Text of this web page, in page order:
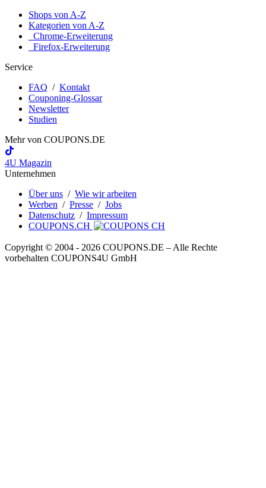
Shops von A-Z
Kategorien von A-Z
Chrome-Erweiterung
Firefox-Erweiterung
Service
FAQ / Kontakt
Couponing-Glossar
Newsletter
Studien
Mehr von COUPONS.DE
4U Magazin
Unternehmen
Über uns / Wie wir arbeiten
Werben / Presse / Jobs
Datenschutz / Impressum
COUPONS.CH
Copyright © 2004 ‐ 2026 COUPONS.DE – Alle Rechte
vorbehalten COUPONS4U GmbH